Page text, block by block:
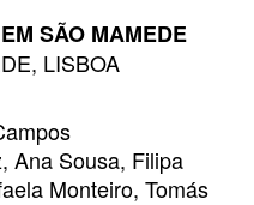
SÃO MAMEDE
LISBOA
Ana Sousa, Filipa
Monteiro, Tomás